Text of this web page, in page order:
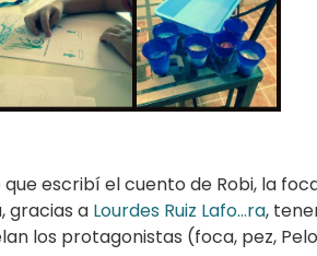
escribí el cuento de Robi, la
gracias a Lourdes Ruiz Lafo…ra,
los protagonistas (foca, pez,